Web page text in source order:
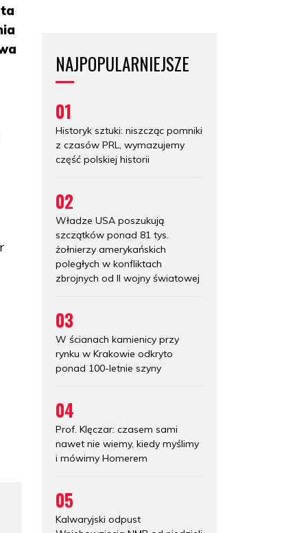
NAJPOPULARNIEJSZE
01
Historyk sztuki: niszcząc pomniki
z czasów PRL, wymazujemy
część polskiej historii
02
Władze USA poszukują
szczątków ponad 81 tys.
żołnierzy amerykańskich
poległych w konfliktach
zbrojnych od II wojny światowej
03
W ścianach kamienicy przy
rynku w Krakowie odkryto
ponad 100-letnie szyny
04
Prof. Klęczar: czasem sami
nawet nie wiemy, kiedy myślimy
i mówimy Homerem
05
Kalwaryjski odpust